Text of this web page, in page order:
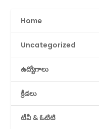
Home
Uncategorized
ఉద్యోగాలు
క్రీడలు
టీవీ & ఓటిటి